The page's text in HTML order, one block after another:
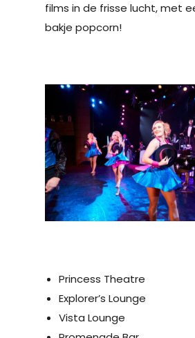
films in de frisse lucht, met
bakje popcorn!
Princess Theatre
Explorer’s Lounge
Vista Lounge